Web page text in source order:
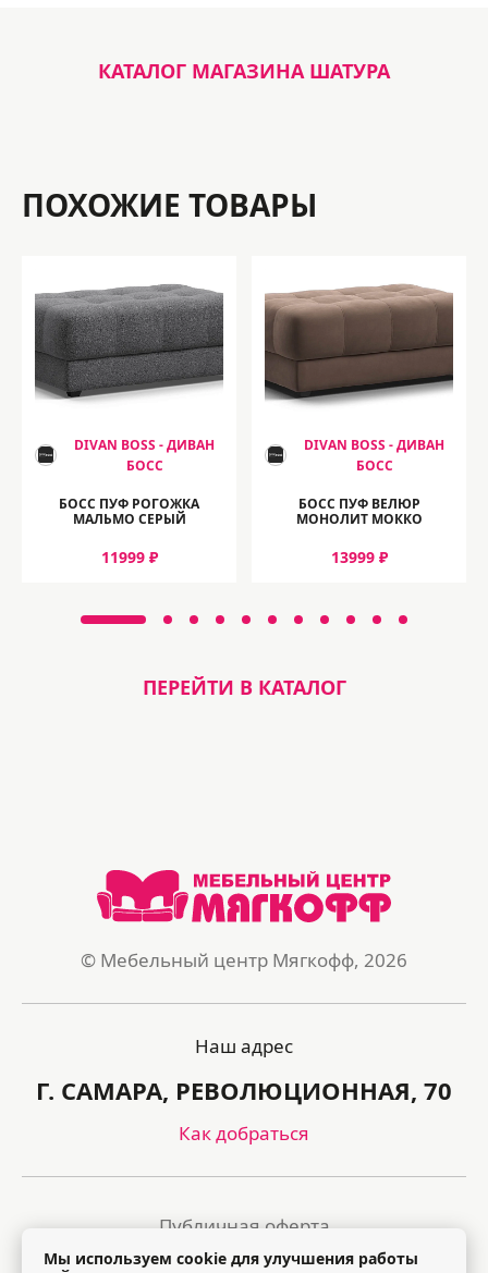
КАТАЛОГ МАГАЗИНА ШАТУРА
ПОХОЖИЕ ТОВАРЫ
DIVAN BOSS - ДИВАН
БОСС
БОСС ПУФ РОГОЖКА
МАЛЬМО СЕРЫЙ
11999 ₽
DIVAN BOSS - ДИВАН
БОСС
БОСС ПУФ ВЕЛЮР
МОНОЛИТ МОККО
13999 ₽
ПЕРЕЙТИ В КАТАЛОГ
© Мебельный центр Мягкофф, 2026
Наш адрес
Г. САМАРА, РЕВОЛЮЦИОННАЯ, 70
Как добраться
Публичная оферта
Мы используем cookie для улучшения работы